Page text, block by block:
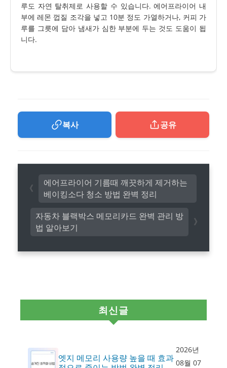
루도 자연 탈취제로 사용할 수 있습니다. 에어프라이어 내
부에 레몬 껍질 조각을 넣고 10분 정도 가열하거나, 커피 가
루를 그릇에 담아 냄새가 심한 부분에 두는 것도 도움이 됩
니다.
복사 공유
자동차 블랙박스 메모리카드 완벽 관리 방
법 알아보기
에어프라이어 기름때 깨끗하게 제거하는
베이킹소다 청소 방법 완벽 정리
최신글
엣지 메모리 사용량 높을 때 효과
2026년
08월 07